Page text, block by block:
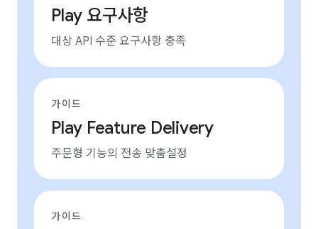
Play 요구사항
대상 API 수준 요구사항 충족
가이드
Play Feature Delivery
주문형 기능의 전송 맞춤설정
가이드